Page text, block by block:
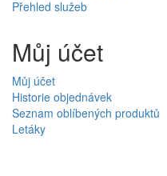
Přehled služeb
Můj účet
Můj účet
Historie objednávek
Seznam oblíbených produktů
Letáky